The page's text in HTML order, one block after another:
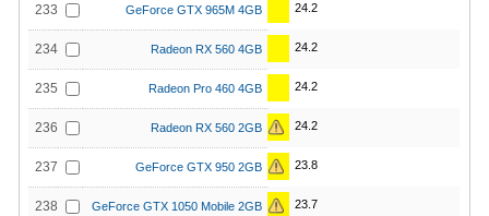
233 GeForce GTX 965M 4GB 24.2
234 Radeon RX 560 4GB 24.2
235 Radeon Pro 460 4GB 24.2
236 Radeon RX 560 2GB 24.2
237 GeForce GTX 950 2GB 23.8
238 GeForce GTX 1050 Mobile 2GB 23.7